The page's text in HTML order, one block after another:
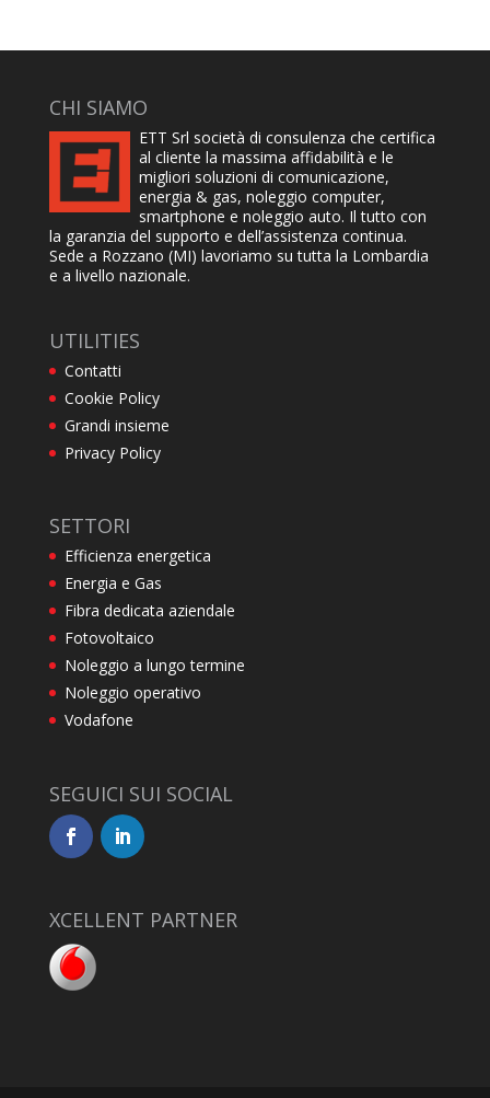
CHI SIAMO
ETT Srl società di consulenza che certifica
al cliente la massima affidabilità e le
migliori soluzioni di comunicazione,
energia & gas, noleggio computer,
smartphone e noleggio auto. Il tutto con
la garanzia del supporto e dell’assistenza continua.
Sede a Rozzano (MI) lavoriamo su tutta la Lombardia
e a livello nazionale.
UTILITIES
Contatti
Cookie Policy
Grandi insieme
Privacy Policy
SETTORI
Efficienza energetica
Energia e Gas
Fibra dedicata aziendale
Fotovoltaico
Noleggio a lungo termine
Noleggio operativo
Vodafone
SEGUICI SUI SOCIAL
XCELLENT PARTNER